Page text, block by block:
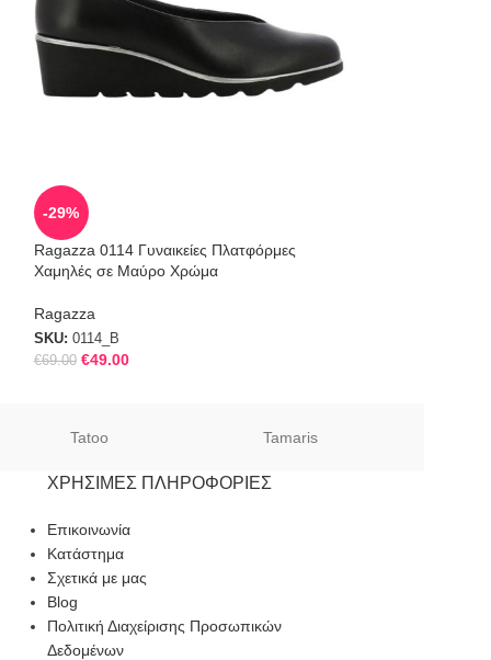
-29%
Ragazza 0114 Γυναικείες Πλατφόρμες
Χαμηλές σε Μαύρο Χρώμα
Ragazza
SKU: 0114_B
€69.00 €49.00
Tatoo Tamaris
ΧΡΉΣΙΜΕΣ ΠΛΗΡΟΦΟΡΊΕΣ
Επικοινωνία
Κατάστημα
Σχετικά με μας
Blog
Πολιτική Διαχείρισης Προσωπικών
Δεδομένων